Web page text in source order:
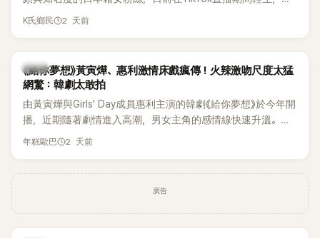
終不幸身亡，消息曝光後震驚韓網，也讓不少粉絲湧入社群平
K氏鄉民 2 天前
韓劇
《給你夢想》黃寅燁、惠利激情床戲瘋傳！火辣激吻尺度太猛
網驚：韓劇太敢拍
由黃寅燁與Girls' Day成員惠利主演的韓劇《給你夢想》於今年開
播，近期隨著劇情進入高潮，男女主角的感情線快速升溫。最
新播出的第8集不僅上演火辣吻戲，更接連出現床戲橋段，讓
年糕歐巴 2 天前
廣告